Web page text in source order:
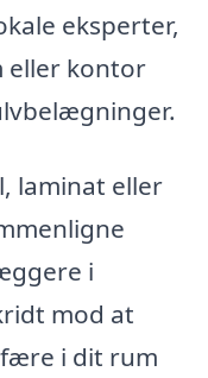
eksperter,
eller kontor
laminat eller
i
mod at
i dit rum